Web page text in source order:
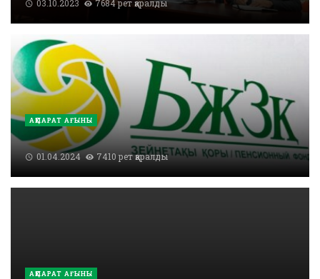
03.10.2023 7684 рет қаралды
АҚПАРАТ АҒЫНЫ
01.04.2024 7410 рет қаралды
АҚПАРАТ АҒЫНЫ